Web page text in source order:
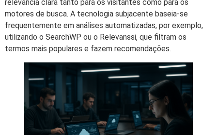
relevância clara tanto para os visitantes como para os
motores de busca. A tecnologia subjacente baseia-se
frequentemente em análises automatizadas, por exemplo,
utilizando o SearchWP ou o Relevanssi, que filtram os
termos mais populares e fazem recomendações.